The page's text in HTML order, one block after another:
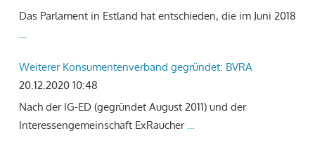
Das Parlament in Estland hat entschieden, die im Juni 2018
…
Weiterer Konsumentenverband gegründet: BVRA
20.12.2020 10:48
Nach der IG-ED (gegründet August 2011) und der
Interessengemeinschaft ExRaucher …